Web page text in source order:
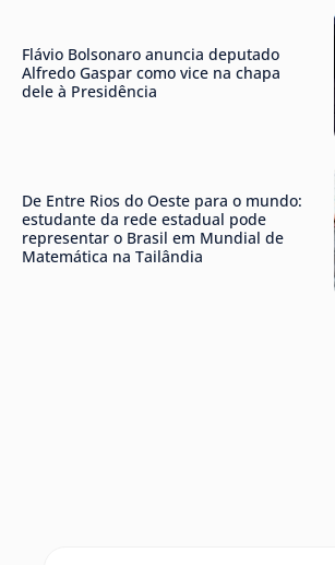
Flávio Bolsonaro anuncia deputado
Alfredo Gaspar como vice na chapa
dele à Presidência
De Entre Rios do Oeste para o mundo:
estudante da rede estadual pode
representar o Brasil em Mundial de
Matemática na Tailândia